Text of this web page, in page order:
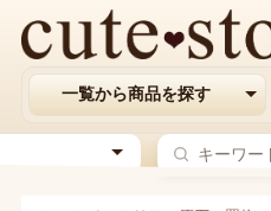
一覧から商品を探す